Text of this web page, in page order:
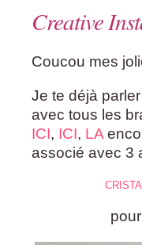
Creative
Coucou mes
Je te déjà
avec tous les
ICI, ICI, LA
associé avec 3